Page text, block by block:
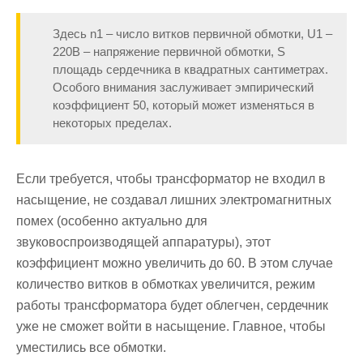
Здесь n1 – число витков первичной обмотки, U1 –
220В – напряжение первичной обмотки, S
площадь сердечника в квадратных сантиметрах.
Особого внимания заслуживает эмпирический
коэффициент 50, который может изменяться в
некоторых пределах.
Если требуется, чтобы трансформатор не входил в
насыщение, не создавал лишних электромагнитных
помех (особенно актуально для
звуковоспроизводящей аппаратуры), этот
коэффициент можно увеличить до 60. В этом случае
количество витков в обмотках увеличится, режим
работы трансформатора будет облегчен, сердечник
уже не сможет войти в насыщение. Главное, чтобы
уместились все обмотки.